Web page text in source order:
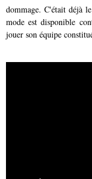
dommage. C'était déjà
mode est disponible
jouer son équipe